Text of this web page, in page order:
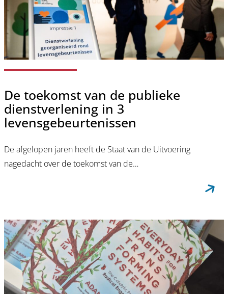
De toekomst van de publieke
dienstverlening in 3
levensgebeurtenissen
De afgelopen jaren heeft de Staat van de Uitvoering
nagedacht over de toekomst van de…